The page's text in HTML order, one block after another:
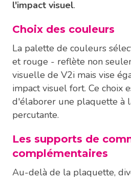
l'impact visuel.
Choix des couleurs
La palette de couleurs
et rouge - reflète non
visuelle de V2i mais vise
impact visuel fort. Ce choix
d'élaborer une plaquette à
percutante.
Les supports de
complémentaires
Au-delà de la plaquette,